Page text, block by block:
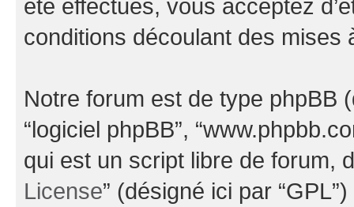
été effectués, vous acceptez
conditions découlant des mises
Notre forum est de type phpBB
“logiciel phpBB”,
qui est un script libre de forum,
License” (désigné ici par